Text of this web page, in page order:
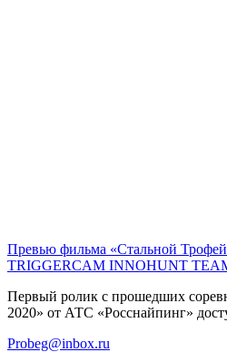
Превью фильма «Стальной
TRIGGERCAM INNOHUNT
Первый ролик с прошедших
2020» от АТС «Росснайпинг»
Probeg@inbox.ru